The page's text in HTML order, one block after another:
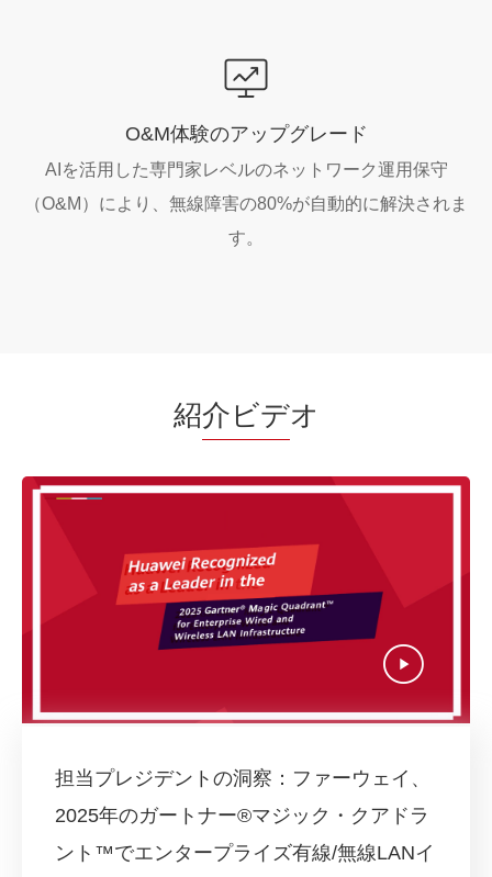
O&M体験のアップグレード
AIを活用した専門家レベルのネットワーク運用保守
（O&M）により、無線障害の80%が自動的に解決されま
す。
紹介ビデオ
担当プレジデントの洞察：ファーウェイ、
2025年のガートナー®マジック・クアドラ
ント™でエンタープライズ有線/無線LANイ